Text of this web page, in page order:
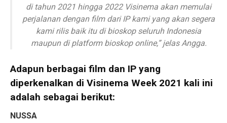
di tahun 2021 hingga 2022 Visinema akan memulai
perjalanan dengan film dari IP kami yang akan segera
kami rilis baik itu di bioskop seluruh Indonesia
maupun di platform bioskop online,” jelas Angga.
Adapun berbagai film dan IP yang
diperkenalkan di Visinema Week 2021 kali ini
adalah sebagai berikut:
NUSSA